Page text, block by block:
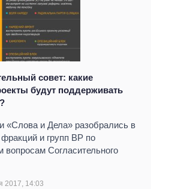
совет: какие
будут поддерживать
«Слова и Дела» разобрались в
фракций и групп ВР по
вопросам Согласительного
2017, 14:03